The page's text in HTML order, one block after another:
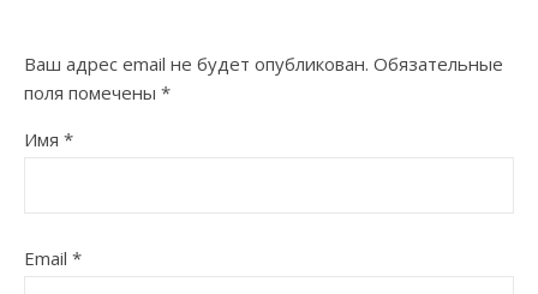
Ваш адрес email не будет опубликован. Обязательные
поля помечены *
Имя *
Email *